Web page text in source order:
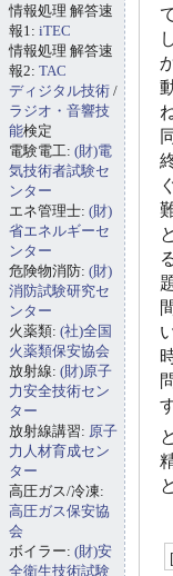
[
情報処理 解答速
報1: iTEC
情報処理 解答速
報2: TAC
ディジタル技術 /
ラジオ・音響技
能検定
電験電工: (財)電
気技術者試験セ
ンター
エネ管理士: (財)
省エネルギーセ
ンター
危険物消防: (財)
消防試験研究セ
ンター
火薬類: (社)全国
火薬類保安協会
放射線: (財)原子
力安全技術セン
ター
放射線講習: 原子
力人材育成セン
ター
高圧ガス/冷凍:
高圧ガス保安協
会
ボイラー: (財)安
全衛生技術試験